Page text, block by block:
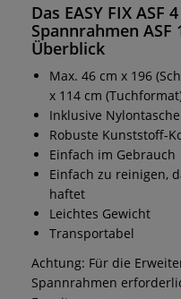
Das EASY FIX
Spannrahmen ASF
Überblick
Max. 46 cm x 196
x 114 cm
Inklusive
Robuste Kunststoff-
Einfach im Gebrauch
Einfach zu reinigen,
haftet
Leichtes Gewicht
Transportabel
Achtung: Für die
Spannrahmen